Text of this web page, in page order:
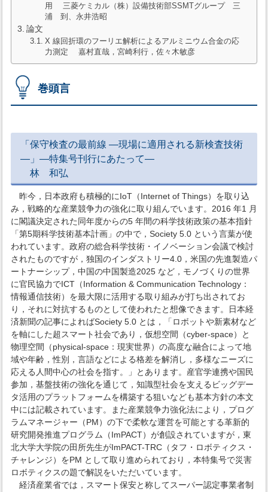
用 三菱ケミカル（株）設備技術部SSMTグループ 三
浦 到、永井浩昭
論文
X 線回折環のフーリエ解析によるアルミニウム合金の応
力測定 嘉村直哉，宮崎利行，佐々木敏彦
巻頭言
「保守検査の最前線 ―現場に適用される新検査技術
―」―特集号刊行にあたって―
林 和弘
昨今，日本政府も積極的にIoT（Internet of Things）を取り込
み，戦略的な産業競争力の強化に取り組んでいます。2016 年1 月
に閣議決定された同年度からの5 年間の科学技術政策の基本指針
「第5期科学技術基本計画」の中で，Society 5.0 という言葉が使
われています。政府の総合科学技術・イノベーション会議で検討
されたものですが，独国のインダストリー4.0，米国の先進製造パ
ートナーシップ，中国の中国製造2025 など，モノづくりの世界
に官民協力でICT（Information & Communication Technology：
情報通信技術）を最大限に活用する取り組みが打ち出されてお
り，それに対抗するものとして使われたと想像できます。日本経
済新聞の記事によればSociety 5.0 とは，「ロボットや新素材など
を軸にした超スマート社会であり，仮想空間（cyber-space）と
物理空間（physical-space：現実世界）の高度な融合によって地
域や年齢，性別，言語などによる格差を解消し，多様なニーズに
応える人間中心の社会を指す。」とあります。産官学連携や国民
参加，基盤技術の強化を通じて，知識型社会を支えるビッグデー
タ活用のプラットフォームを構築する狙いなども基本方針の本文
中には記載されています。また産業競争力強化法により，プログ
ラムマネージャー（PM）の下で柔軟な運営を可能とする革新的
研究開発推進プログラム（ImPACT）が創設されていますが，東
北大学大学院の田所先生がImPACT-TRC（タフ・ロボティクス・
チャレンジ）をPM として取り進められており，本特集号で災害
ロボティクスの題で解説をいただいています。
経済産業省では，スマート保安と称してスーパー認定事業者制